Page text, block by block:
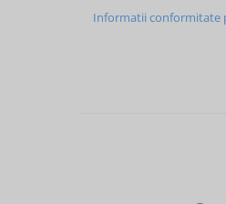
Informatii conformitate